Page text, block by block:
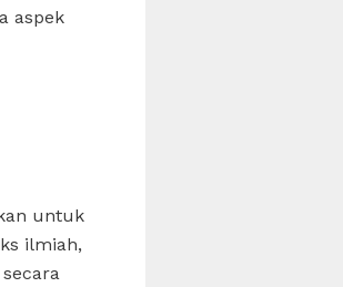
aspek
untuk
ilmiah,